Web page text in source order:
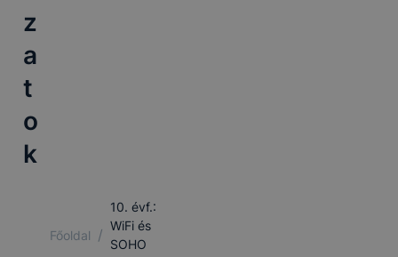
z
a
t
o
k
Főoldal /
10. évf.:
WiFi és
SOHO